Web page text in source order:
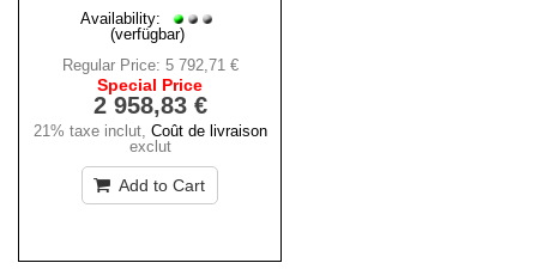
Availability:
(verfügbar)
Regular Price: 5 792,71 €
Special Price
2 958,83 €
21% taxe inclut, Coût de livraison
exclut
Add to Cart